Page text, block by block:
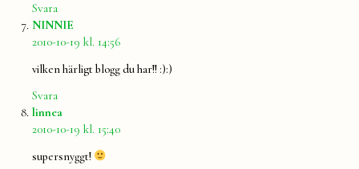
Svara
NINNIE
2010-10-19 kl. 14:56
vilken härligt blogg du har!! :):)
Svara
linnea
2010-10-19 kl. 15:40
supersnyggt!